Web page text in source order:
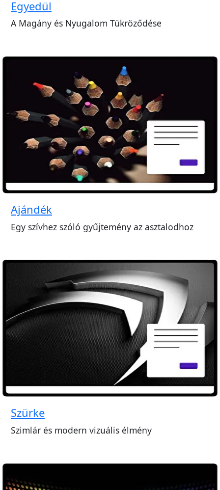
Egyedül
A Magány és Nyugalom Tükröződése
Ajándék
Egy szívhez szóló gyűjtemény az asztalodhoz
Szürke
Szimlár és modern vizuális élmény